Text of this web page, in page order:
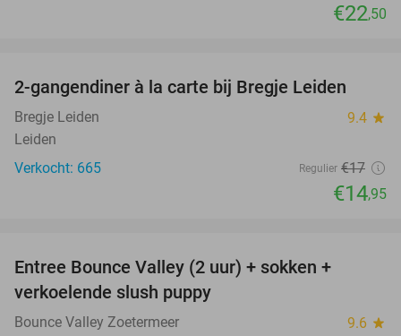
€22,50
2-gangendiner à la carte bij Bregje Leiden
Bregje Leiden 9.4 star
Leiden
Verkocht: 665
Regulier €17
€14,95
Entree Bounce Valley (2 uur) + sokken +
verkoelende slush puppy
Bounce Valley Zoetermeer 9.6 star